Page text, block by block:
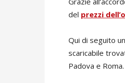
del prezzi
Qui di seguito
scaricabile
Padova e Roma.